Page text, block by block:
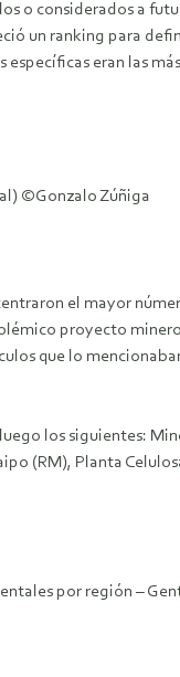
o considerados a
un ranking para
eran las
©Gonzalo Zúñiga
el mayor
proyecto
que lo
los siguientes:
(RM), Planta
por región –